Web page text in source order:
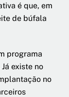
é que, em
de búfala
programa
existe no
no